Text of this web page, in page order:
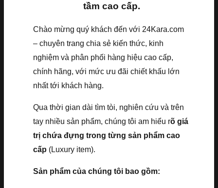
tầm cao cấp.
Chào mừng quý khách đến với 24Kara.com
– chuyên trang chia sẻ kiến thức, kinh
nghiệm và phân phối hàng hiệu cao cấp,
chính hãng, với mức ưu đãi chiết khấu lớn
nhất tới khách hàng.
Qua thời gian dài tìm tòi, nghiên cứu và trên
tay nhiều sản phẩm, chúng tôi am hiểu rõ giá
trị chứa đựng trong từng sản phẩm cao
cấp (Luxury item).
Sản phẩm của chúng tôi bao gồm: